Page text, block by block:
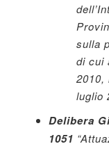
sulla
di cui
2010,
luglio
Delibera
1051